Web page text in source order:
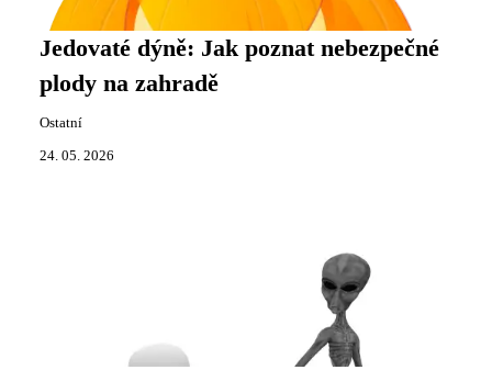
Jedovaté dýně: Jak poznat nebezpečné
plody na zahradě
Ostatní
24. 05. 2026